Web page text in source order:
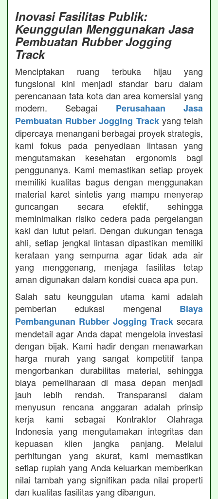
Inovasi Fasilitas Publik:
Keunggulan Menggunakan Jasa
Pembuatan Rubber Jogging
Track
Menciptakan ruang terbuka hijau yang
fungsional kini menjadi standar baru dalam
perencanaan tata kota dan area komersial yang
modern. Sebagai Perusahaan Jasa
Pembuatan Rubber Jogging Trackyang telah
dipercaya menangani berbagai proyek strategis,
kami fokus pada penyediaan lintasan yang
mengutamakan kesehatan ergonomis bagi
penggunanya. Kami memastikan setiap proyek
memiliki kualitas bagus dengan menggunakan
material karet sintetis yang mampu menyerap
guncangan secara efektif, sehingga
meminimalkan risiko cedera pada pergelangan
kaki dan lutut pelari. Dengan dukungan tenaga
ahli, setiap jengkal lintasan dipastikan memiliki
kerataan yang sempurna agar tidak ada air
yang menggenang, menjaga fasilitas tetap
aman digunakan dalam kondisi cuaca apa pun.
Salah satu keunggulan utama kami adalah
pemberian edukasi mengenai Biaya
Pembangunan Rubber Jogging Track secara
mendetail agar Anda dapat mengelola investasi
dengan bijak. Kami hadir dengan menawarkan
harga murah yang sangat kompetitif tanpa
mengorbankan durabilitas material, sehingga
biaya pemeliharaan di masa depan menjadi
jauh lebih rendah. Transparansi dalam
menyusun rencana anggaran adalah prinsip
kerja kami sebagai Kontraktor Olahraga
Indonesia yang mengutamakan integritas dan
kepuasan klien jangka panjang. Melalui
perhitungan yang akurat, kami memastikan
setiap rupiah yang Anda keluarkan memberikan
nilai tambah yang signifikan pada nilai properti
dan kualitas fasilitas yang dibangun.